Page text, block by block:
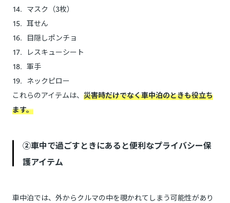
マスク（3枚）
耳せん
目隠しポンチョ
レスキューシート
軍手
ネックピロー
これらのアイテムは、 災害時だけでなく車中泊のときも役立ち
ます。
②車中で過ごすときにあると便利なプライバシー保
護アイテム
車中泊では、外からクルマの中を覗かれてしまう可能性があり